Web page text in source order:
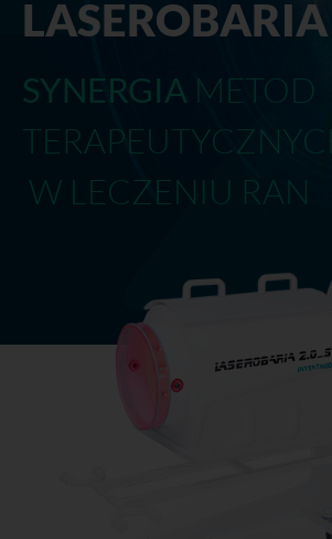
LASEROBARIA
SYNERGIA METOD
W LECZENIU RAN